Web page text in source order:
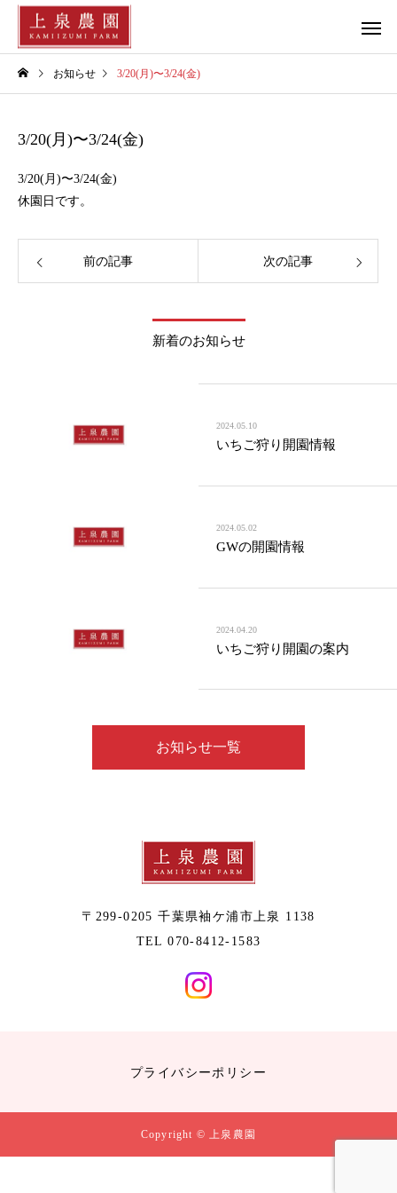
お知らせ 3/20(月)〜3/24(金)
3/20(月)〜3/24(金)
3/20(月)〜3/24(金)
休園日です。
前の記事 次の記事
新着のお知らせ
2024.05.10
いちご狩り開園情報
2024.05.02
GWの開園情報
2024.04.20
いちご狩り開園の案内
お知らせ一覧
〒299-0205 千葉県袖ケ浦市上泉 1138
TEL 070-8412-1583
プライバシーポリシー
Copyright © 上泉農園